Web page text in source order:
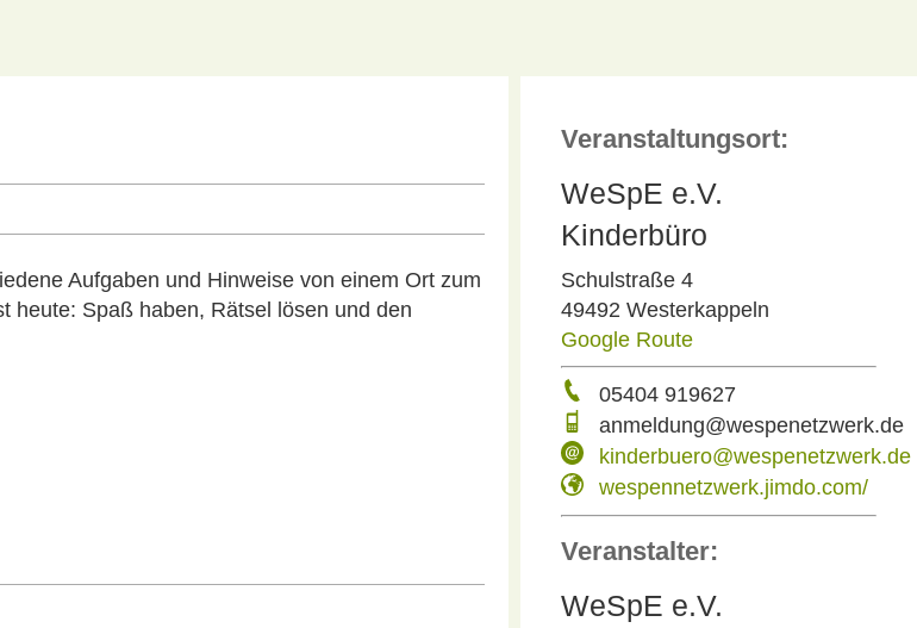
Aufgaben und Hinweise von einem Ort zum
heute: Spaß haben, Rätsel lösen und den
Veranstaltungsort:
WeSpE e.V.
Kinderbüro
Schulstraße 4
49492 Westerkappeln
Google Route
05404 919627
anmeldung@wespenetzwerk.de
kinderbuero@wespenetzwerk.de
wespennetzwerk.jimdo.com/
Veranstalter:
WeSpE e.V.